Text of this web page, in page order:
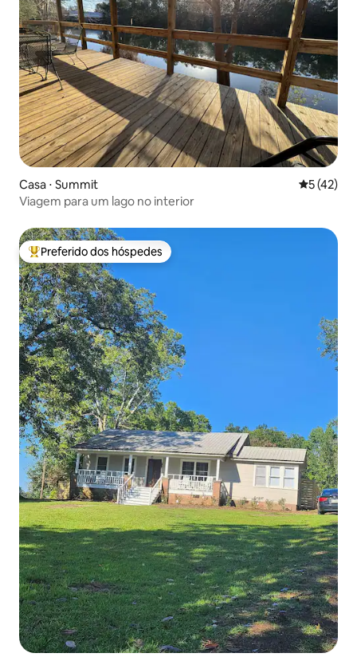
Casa ⋅ Summit 5 de uma
5 (42)
Viagem para um lago no interior
Entre os melhores preferidos dos hóspedes
Preferido dos hóspedes